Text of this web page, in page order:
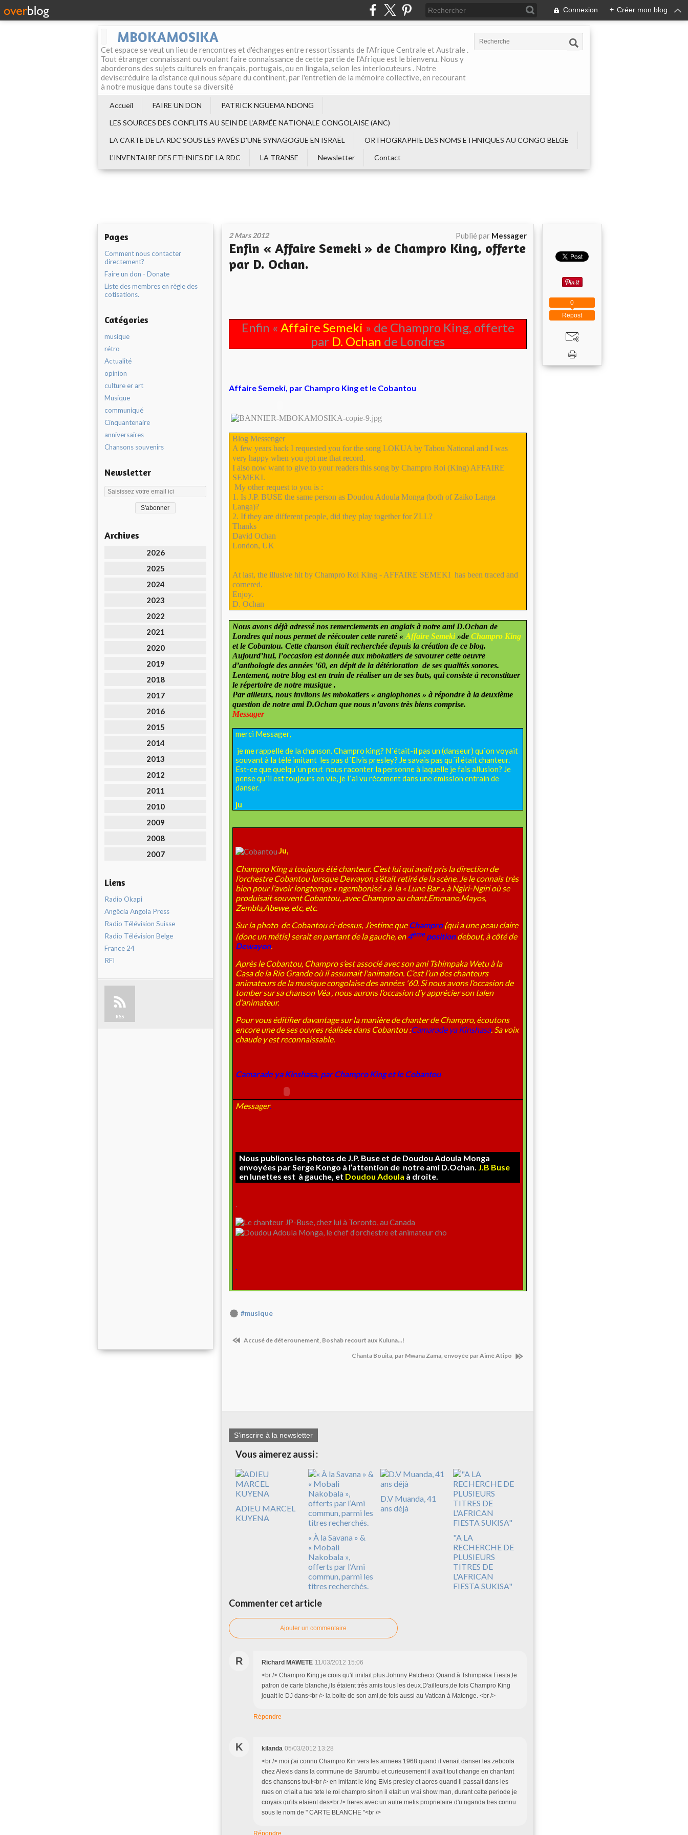
Connexion + Créer mon blog
MBOKAMOSIKA
Cet espace se veut un lieu de rencontres et d'échanges entre ressortissants de l'Afrique Centrale et Australe .
Tout étranger connaissant ou voulant faire connaissance de cette partie de l'Afrique est le bienvenu. Nous y
aborderons des sujets culturels en français, portugais, ou en lingala, selon les interlocuteurs . Notre
devise:réduire la distance qui nous sépare du continent, par l'entretien de la mémoire collective, en recourant
à notre musique dans toute sa diversité
Accueil FAIRE UN DON
PATRICK NGUEMA NDONG
LES SOURCES DES CONFLITS AU SEIN DE L‘ARMÉE NATIONALE CONGOLAISE (ANC)
LA CARTE DE LA RDC SOUS LES PAVÉS D'UNE SYNAGOGUE EN ISRAËL
ORTHOGRAPHIE DES NOMS ETHNIQUES AU CONGO BELGE
L'INVENTAIRE DES ETHNIES DE LA RDC
LA TRANSE Newsletter Contact
Pages
Comment nous contacter
directement?
Faire un don - Donate
Liste des membres en règle des
cotisations.
Catégories
musique
rétro
Actualité
opinion
culture er art
Musique
communiqué
Cinquantenaire
anniversaires
Chansons souvenirs
Newsletter
Archives
2026
2025
2024
2023
2022
2021
2020
2019
2018
2017
2016
2015
2014
2013
2012
2011
2010
2009
2008
2007
Liens
Radio Okapi
Angêcia Angola Press
Radio Télévision Suisse
Radio Télévision Belge
France 24
RFI
RSS
2 Mars 2012 Publié par Messager
Enfin « Affaire Semeki » de Champro King, offerte
par D. Ochan.
Enfin « Affaire Semeki » de Champro King, offerte
par D. Ochan de Londres
Affaire Semeki, par Champro King et le Cobantou
Blog Messenger
A few years back I requested you for the song LOKUA by Tabou National and I was
very happy when you got me that record.
I also now want to give to your readers this song by Champro Roi (King) AFFAIRE
SEMEKI.
My other request to you is :
1. Is J.P. BUSE the same person as Doudou Adoula Monga (both of Zaiko Langa
Langa)?
2. If they are different people, did they play together for ZLL?
Thanks
David Ochan
London, UK
At last, the illusive hit by Champro Roi King - AFFAIRE SEMEKI has been traced and
cornered.
Enjoy.
D. Ochan
Nous avons déjà adressé nos remerciements en anglais à notre ami D.Ochan de
Londres qui nous permet de réécouter cette rareté « Affaire Semeki»de Champro King
et le Cobantou. Cette chanson était recherchée depuis la création de ce blog.
Aujourd’hui, l’occasion est donnée aux mbokatiers de savourer cette oeuvre
d’anthologie des années ’60, en dépit de la détérioration de ses qualités sonores.
Lentement, notre blog est en train de réaliser un de ses buts, qui consiste à reconstituer
le répertoire de notre musique .
Par ailleurs, nous invitons les mbokatiers « anglophones » à répondre à la deuxième
question de notre ami D.Ochan que nous n’avons très biens comprise.
Messager
merci Messager,
je me rappelle de la chanson. Champro king? N´était-il pas un (danseur) qu´on voyait
souvant à la télé imitant les pas d´Elvis presley? Je savais pas qu´il était chanteur.
Est-ce que quelqu´un peut nous raconter la personne à laquelle je fais allusion? Je
pense qu´il est toujours en vie, je l´ai vu récement dans une emission entrain de
danser.
ju
Ju,
Champro King a toujours été chanteur. C’est lui qui avait pris la direction de
l’orchestre Cobantou lorsque Dewayon s’était retiré de la scène. Je le connais très
bien pour l'avoir longtemps « ngembonisé » à la « Lune Bar », à Ngiri-Ngiri où se
produisait souvent Cobantou, ,avec Champro au chant,Emmano,Mayos,
Zembla,Abewe, etc, etc.
Sur la photo de Cobantouci-dessus, J’estime queChampro(qui a une peau claire
(donc un métis) serait en partant de la gauche, en4èmepositiondebout, à côté de
Dewayon.
Après le Cobantou, Champro s’est associé avec son ami Tshimpaka Wetu à la
Casa de la Rio Grande où il assumait l'animation. C’est l’un des chanteurs
animateurs de la musique congolaise des années '60. Si nous avons l’occasion de
tomber sur sa chanson Véa , nous aurons l’occasion d’y apprécier son talen
d'animateur.
Pour vous éditifier davantage sur la manière de chanter de Champro, écoutons
encore une de ses ouvres réalisée dans Cobantou :Camarade ya Kinshasa. Sa voix
chaude y est reconnaissable.
Camarade ya Kinshasa, par Champro King et le Cobantou
Messager.
Nous publions les photos de J.P. Buse et de Doudou Adoula Monga
envoyées par Serge Kongo à l’attention de notre ami D.Ochan. J.B Buse
en lunettes est à gauche, et Doudou Adoula à droite.
.
.
#musique
Accusé de déterounement, Boshab recourt aux Kuluna...!
Chanta Bouita, par Mwana Zama, envoyée par Aimé Atipo
S'inscrire à la newsletter
Vous aimerez aussi :
ADIEU MARCEL
KUYENA
« À la Savana » &
« Mobali
Nakobala »,
offerts par l’Ami
commun, parmi les
titres recherchés.
D.V Muanda, 41
ans déjà
"A LA
RECHERCHE DE
PLUSIEURS
TITRES DE
L'AFRICAN
FIESTA SUKISA"
Commenter cet article
Ajouter un commentaire
R Richard MAWETE 11/03/2012 15:06
<br /> Champro King,je crois qu'il imitait plus Johnny Patcheco.Quand à Tshimpaka Fiesta,le
patron de carte blanche,ils étaient très amis tous les deux.D'ailleurs,de fois Champro King
jouait le DJ dans<br /> la boite de son ami,de fois aussi au Vatican à Matonge. <br />
Répondre
K kilanda 05/03/2012 13:28
<br /> moi j'ai connu Champro Kin vers les annees 1968 quand il venait danser les zeboola
chez Alexis dans la commune de Barumbu et curieusement il avait tout change en chantant
des chansons tout<br /> en imitant le king Elvis presley et aores quand il passait dans les
rues on criait a tue tete le roi champro sinon il etait un vrai show man, durant cette periode je
croyais qu'ils etaient des<br /> freres avec un autre metis proprietaire d'u nganda tres connu
sous le nom de " CARTE BLANCHE "<br />
Répondre
Repost
0